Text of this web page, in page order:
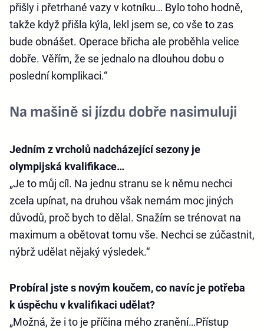
přišly i přetrhané vazy v kotníku… Bylo toho hodně,
takže když přišla kýla, lekl jsem se, co vše to zas
bude obnášet. Operace břicha ale proběhla velice
dobře. Věřím, že se jednalo na dlouhou dobu o
poslední komplikaci.“
Na mašině si jízdu dobře nasimuluji
Jedním z vrcholů nadcházející sezony je
olympijská kvalifikace…
„Je to můj cíl. Na jednu stranu se k němu nechci
zcela upínat, na druhou však nemám moc jiných
důvodů, proč bych to dělal. Snažím se trénovat na
maximum a obětovat tomu vše. Nechci se zúčastnit,
nýbrž udělat nějaký výsledek.“
Probíral jste s novým koučem, co navíc je potřeba
k úspěchu v kvalifikaci udělat?
„Možná, že i to je příčina mého zranění…Přístup